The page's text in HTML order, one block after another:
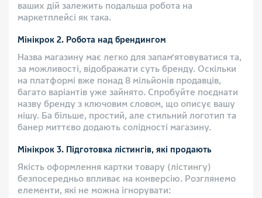
ваших дій залежить подальша робота на
маркетплейсі як така.
Мінікрок 2. Робота над брендингом
Назва магазину має легко для запам’ятовуватися та,
за можливості, відображати суть бренду. Оскільки
на платформі вже понад 8 мільйонів продавців,
багато варіантів уже зайнято. Спробуйте поєднати
назву бренду з ключовим словом, що описує вашу
нішу. Ба більше, простий, але стильний логотип та
банер миттєво додають солідності магазину.
Мінікрок 3. Підготовка лістингів, які продають
Якість оформлення картки товару (лістингу)
безпосередньо впливає на конверсію. Розглянемо
елементи, які не можна ігнорувати: